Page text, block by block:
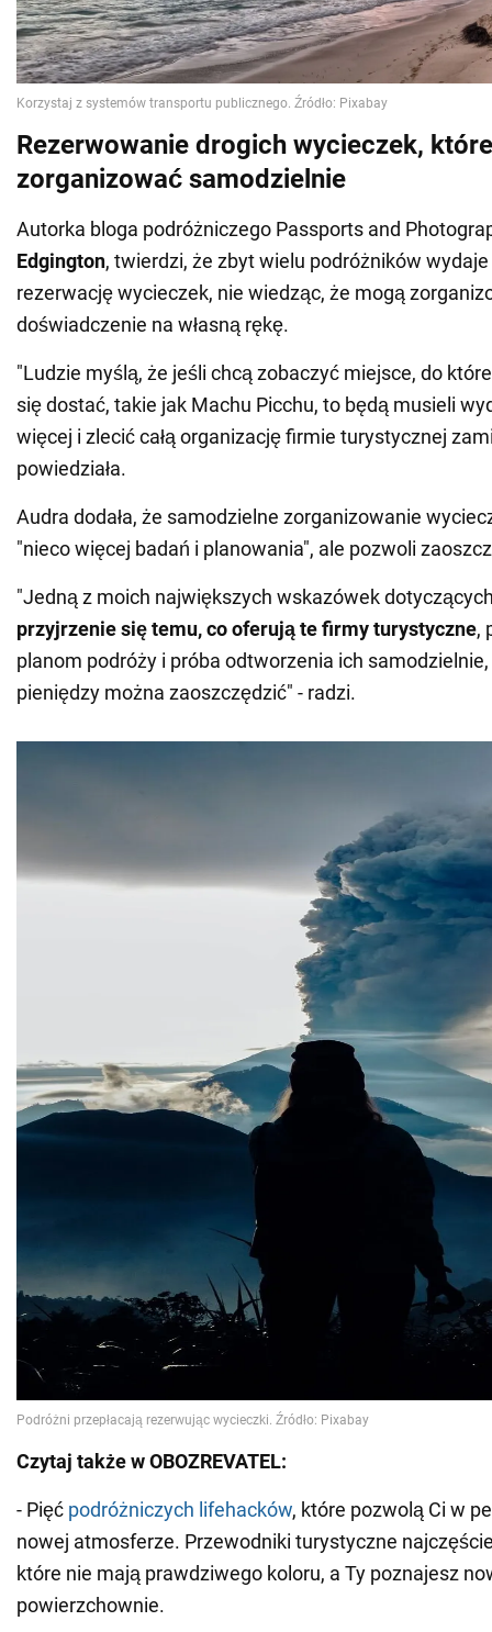
Rezerwowanie drogich wycieczek,
zorganizować samodzielnie
Autorka bloga podróżniczego Passports and
Edgington, twierdzi, że zbyt wielu podróżników
rezerwację wycieczek, nie wiedząc, że mogą
doświadczenie na własną rękę.
"Ludzie myślą, że jeśli chcą zobaczyć miejsce, do
się dostać, takie jak Machu Picchu, to będą musieli
więcej i zlecić całą organizację firmie turystycznej
powiedziała.
Audra dodała, że samodzielne zorganizowanie
"nieco więcej badań i planowania", ale pozwoli
"Jedną z moich największych wskazówek
przyjrzenie się temu, co oferują te firmy turystyczne,
planom podróży i próba odtworzenia ich
pieniędzy można zaoszczędzić" - radzi.
Czytaj także w OBOZREVATEL:
- Pięć podróżniczych lifehacków, które pozwolą Ci w
nowej atmosferze. Przewodniki turystyczne
które nie mają prawdziwego koloru, a Ty poznajesz
powierzchownie.